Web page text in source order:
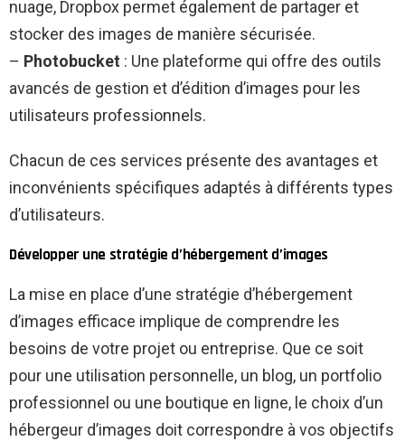
nuage, Dropbox permet également de partager et
stocker des images de manière sécurisée.
– Photobucket : Une plateforme qui offre des outils
avancés de gestion et d’édition d’images pour les
utilisateurs professionnels.
Chacun de ces services présente des avantages et
inconvénients spécifiques adaptés à différents types
d’utilisateurs.
Développer une stratégie d’hébergement d’images
La mise en place d’une stratégie d’hébergement
d’images efficace implique de comprendre les
besoins de votre projet ou entreprise. Que ce soit
pour une utilisation personnelle, un blog, un portfolio
professionnel ou une boutique en ligne, le choix d’un
hébergeur d’images doit correspondre à vos objectifs